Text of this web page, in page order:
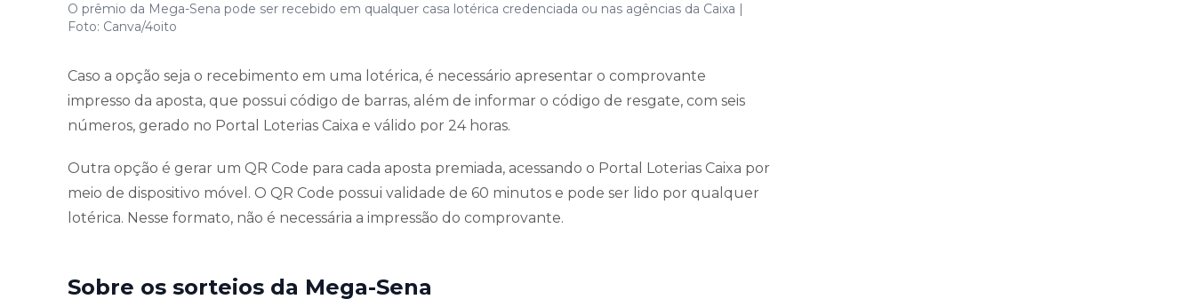
O prêmio da Mega-Sena pode ser recebido em qualquer casa lotérica credenciada ou nas agências da Caixa |
Foto: Canva/4oito
Caso a opção seja o recebimento em uma lotérica, é necessário apresentar o comprovante
impresso da aposta, que possui código de barras, além de informar o código de resgate, com seis
números, gerado no Portal Loterias Caixa e válido por 24 horas.
Outra opção é gerar um QR Code para cada aposta premiada, acessando o Portal Loterias Caixa por
meio de dispositivo móvel. O QR Code possui validade de 60 minutos e pode ser lido por qualquer
lotérica. Nesse formato, não é necessária a impressão do comprovante.
Sobre os sorteios da Mega-Sena